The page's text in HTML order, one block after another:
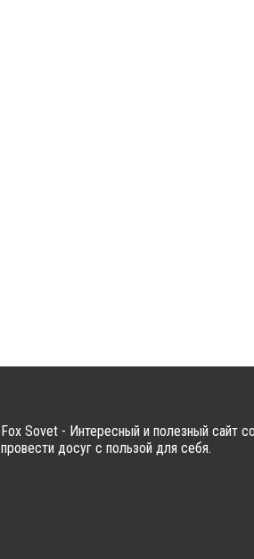
Fox Sovet - Интересный и полезный сайт
провести досуг с пользой для себя.